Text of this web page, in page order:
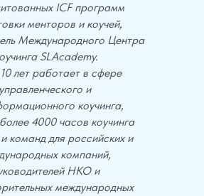
ICF программ
менторов и коучей,
Международного Центра
SLAcademy.
лет работает в сфере
управленческого и
коучинга,
4000 часов коучинга
команд для российских и
компаний,
НКО и
международных